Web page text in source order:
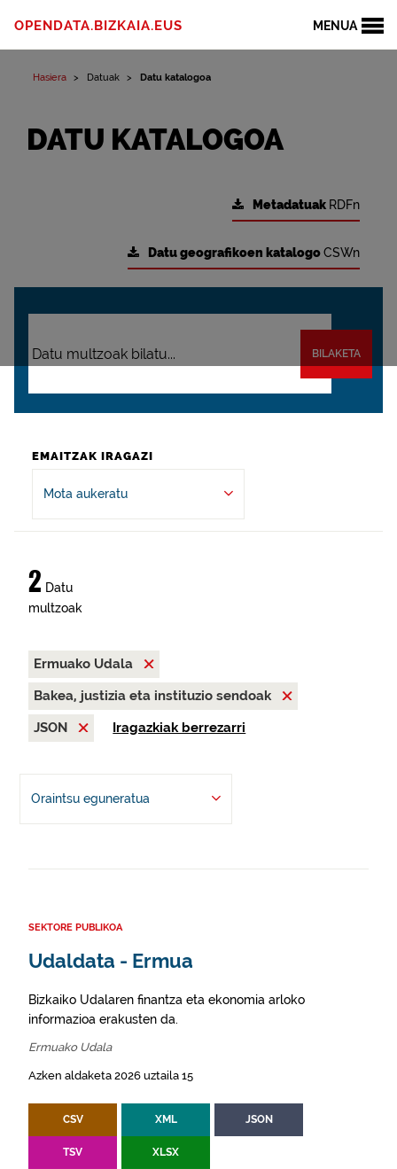
MENUA
OPENDATA.BIZKAIA.EUS
Hasiera Datuak Datu katalogoa
DATU KATALOGOA
Metadatuak RDFn
Datu geografikoen katalogoCSWn
BILAKETA
EMAITZAK IRAGAZI
Mota aukeratu
2 Datu
multzoak
Ermuako Udala
Bakea, justizia eta instituzio sendoak
JSON
Iragazkiak berrezarri
Oraintsu eguneratua
SEKTORE PUBLIKOA
Udaldata - Ermua
Bizkaiko Udalaren finantza eta ekonomia arloko
informazioa erakusten da.
Ermuako Udala
Azken aldaketa 2026 uztaila 15
CSV XML JSON
TSV XLSX